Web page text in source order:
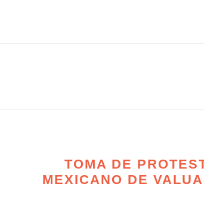
TOMA DE
MEXICANO DE